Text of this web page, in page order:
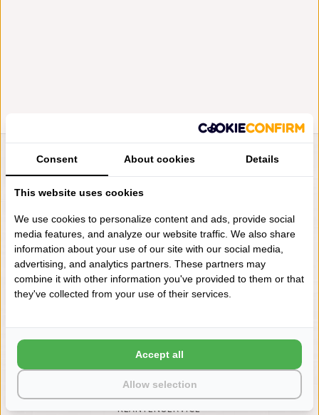
LIENSLINNENWINKEL.NL
VRAGEN? BEL DAN
NIEUWSBRIEF
Wilt u op de hoogte blijven?
Word lid van onze mailinglijst:
KLANTENSERVICE
Consent About cookies Details
This website uses cookies
We use cookies to personalize content and ads, provide social
media features, and analyze our website traffic. We also share
information about your use of our site with our social media,
advertising, and analytics partners. These partners may
combine it with other information you've provided to them or that
they've collected from your use of their services.
Allow selection
Accept all